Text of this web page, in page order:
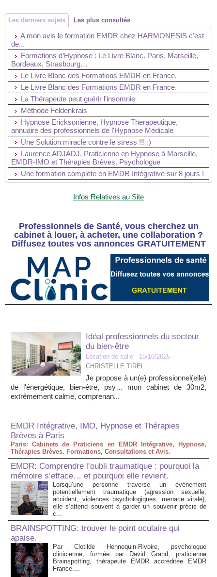
Les derniers sujets Les plus consultés
A mon avis le formation EMDR chez HARMONESIS c'est
de...
Formations d’Hypnose : Le Livre Blanc. Paris, Marseille,
Bordeaux, Strasbourg…
Le Livre Blanc des Formations EMDR en France.
Le Livre Blanc des Formations EMDR en France.
La Thérapeute peut guérir l’insomnie
Méthode Feldenkrais
Hypnose Ericksonienne, Hypnose Therapeutique,
annuaire des professionnels de l'Hypnose Médicale
Une Solution miracle contre le stress !!! :)
Laurence ADJADJ, Praticienne en Hypnose à Marseille,
EMDR-IMO et Thérapies Brèves. Psychologue
Une formation complète en EMDR Intégrative sur 8 jours !
Infos Relatives au Site
Professionnels de Santé, vous cherchez un
cabinet à louer, à acheter, une collaboration ?
Diffusez toutes vos annonces GRATUITEMENT
Idéal professionnels du secteur
du bien-être
Location de salle - 15/10/2025 -
CHRISTELLE TIREL
Je propose à un(e) professionnel(elle)
de l'énergétique, bien-être, psy… mon cabinet de 30m2,
extrêmement calme, comprenan...
EMDR Intégrative, IMO, Hypnose et Thérapies
Brèves à Paris
Paris: Cabinets de Praticiens en EMDR Intégrative, Hypnose,
Thérapies Brèves. Formations, Consultations et Avis.
EMDR: Comprendre l’oubli traumatique : pourquoi la
mémoire s’efface… et pourquoi elle revient.
Lorsqu’une personne traverse un événement
potentiellement traumatique (agression sexuelle,
accident, violences psychologiques, menace vitale),
elle s’attend souvent à garder un souvenir précis de
c...
BRAINSPOTTING: trouver le point oculaire qui
apaise.
Par Clotilde Hennequin-Rivoire, psychologue
clinicienne, formée par David Grand, praticienne
Brainspotting, thérapeute EMDR accréditée EMDR
France....